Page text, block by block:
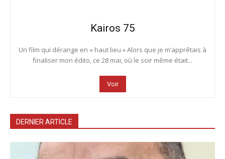
Kairos 75
Un film qui dérange en « haut lieu » Alors que je m’apprêtais à
finaliser mon édito, ce 28 mai, où le soir même était...
Voir
DERNIER ARTICLE